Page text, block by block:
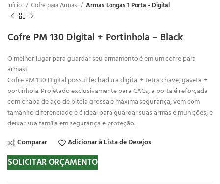
Início Cofre para Armas Armas Longas 1 Porta - Digital
Cofre PM 130 Digital + Portinhola – Black
O melhor lugar para guardar seu armamento é em um cofre para
armas!
Cofre PM 130 Digital possui fechadura digital + tetra chave, gaveta +
portinhola. Projetado exclusivamente para CACs, a porta é reforçada
com chapa de aço de bitola grossa e máxima segurança, vem com
tamanho diferenciado e é ideal para guardar suas armas e munições, e
deixar sua família em segurança e proteção.
Comparar
Adicionar à Lista de Desejos
SOLICITAR ORÇAMENTO